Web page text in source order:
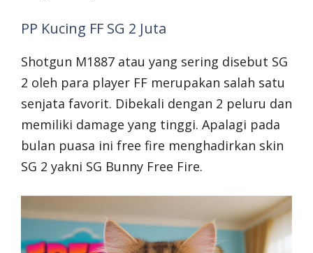
PP Kucing FF SG 2 Juta
Shotgun M1887 atau yang sering disebut SG
2 oleh para player FF merupakan salah satu
senjata favorit. Dibekali dengan 2 peluru dan
memiliki damage yang tinggi. Apalagi pada
bulan puasa ini free fire menghadirkan skin
SG 2 yakni SG Bunny Free Fire.